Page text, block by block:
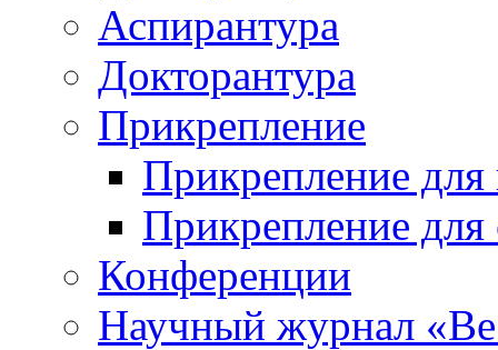
Аспирантура
Докторантура
Прикрепление
Прикрепление для
Прикрепление для
Конференции
Научный журнал